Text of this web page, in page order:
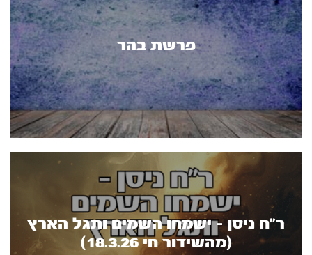
פרשת בהר
ר”ח ניסן – ישמחו השמים ותגל הארץ
(מהשידור חי 18.3.26)